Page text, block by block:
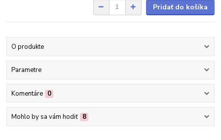
Pridať do košíka
O produkte
Parametre
Komentáre 0
Mohlo by sa vám hodiť 8